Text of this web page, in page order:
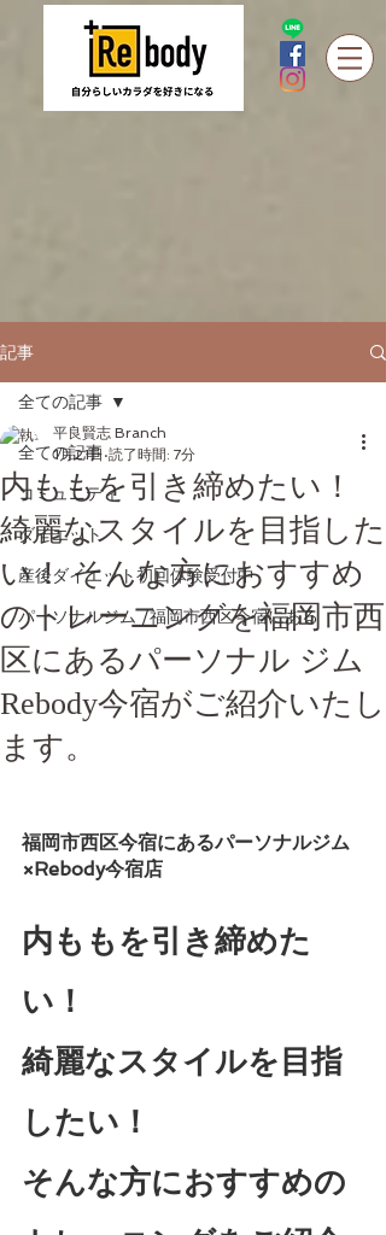
記事
全ての記事
コミュニティ
ダイエット
産後ダイエット初回体験受付中
パーソナルジム /福岡市西区今宿にある
全ての記事
内ももを引き締めたい！
綺麗なスタイルを目指した
い！ そんな方におすすめ
のトレーニングを福岡市西
区にあるパーソナル ジム
Rebody今宿がご紹介いたし
ます。
平良賢志 Branch
1月21日 読了時間: 7分
福岡市西区今宿にあるパーソナルジム
×Rebody今宿店
内ももを引き締めた
い！
綺麗なスタイルを目指
したい！
そんな方におすすめの